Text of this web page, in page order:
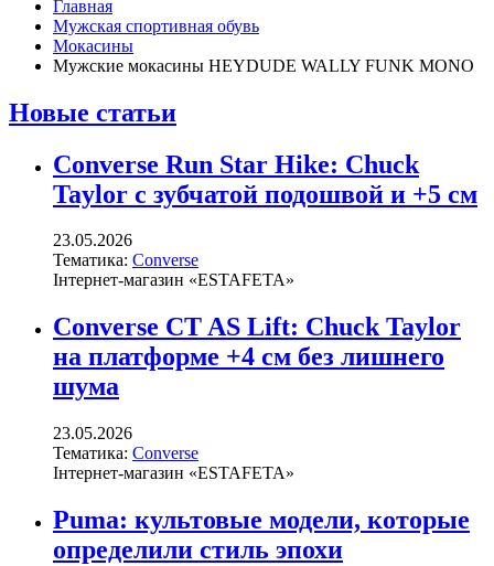
Главная
Мужская спортивная обувь
Мокасины
Мужские мокасины HEYDUDE WALLY FUNK MONO
Новые статьи
Converse Run Star Hike: Chuck
Taylor с зубчатой подошвой и +5 см
23.05.2026
Тематика: Converse
Інтернет-магазин «ESTAFETA»
Converse CT AS Lift: Chuck Taylor
на платформе +4 см без лишнего
шума
23.05.2026
Тематика: Converse
Інтернет-магазин «ESTAFETA»
Puma: культовые модели, которые
определили стиль эпохи